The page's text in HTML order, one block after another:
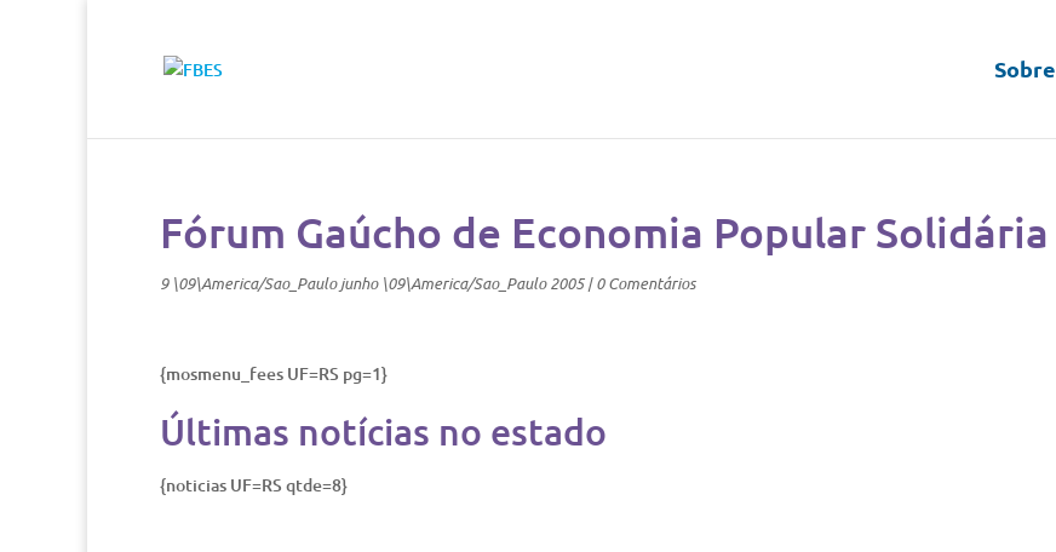
Sobre
Fórum Gaúcho de Economia Popular Solidária
9 \09\America/Sao_Paulo junho \09\America/Sao_Paulo 2005|0 Comentários
{mosmenu_fees UF=RS pg=1}
Últimas notícias no estado
{noticias UF=RS qtde=8}